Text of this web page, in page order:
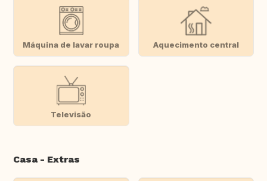
Máquina de lavar roupa Aquecimento central
Televisão
Casa - Extras